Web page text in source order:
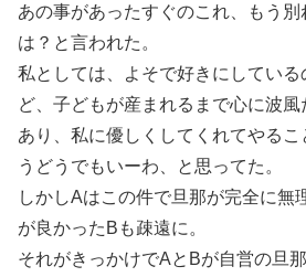
あの事があったすぐのこれ、もう
は？と言われた。
私としては、よそで好きにしてい
ど、子どもが産まれるまで心に波
あり、私に優しくしてくれてやる
うどうでもいーわ、と思ってた。
しかしAはこの件で旦那が完全に無
が良かったBも疎遠に。
それがきっかけでAとBが自営の旦